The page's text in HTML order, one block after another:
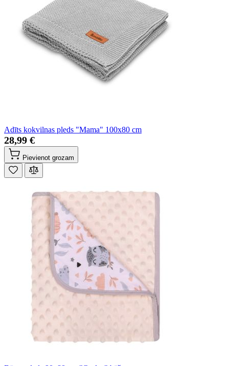
Adīts kokvilnas pleds "Mama" 100x80 cm
28,99 €
Pievienot grozam